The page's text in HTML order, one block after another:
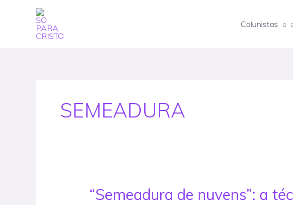
Colunistas
SEMEADURA
“Semeadura de nuvens”: a
“Semeadura